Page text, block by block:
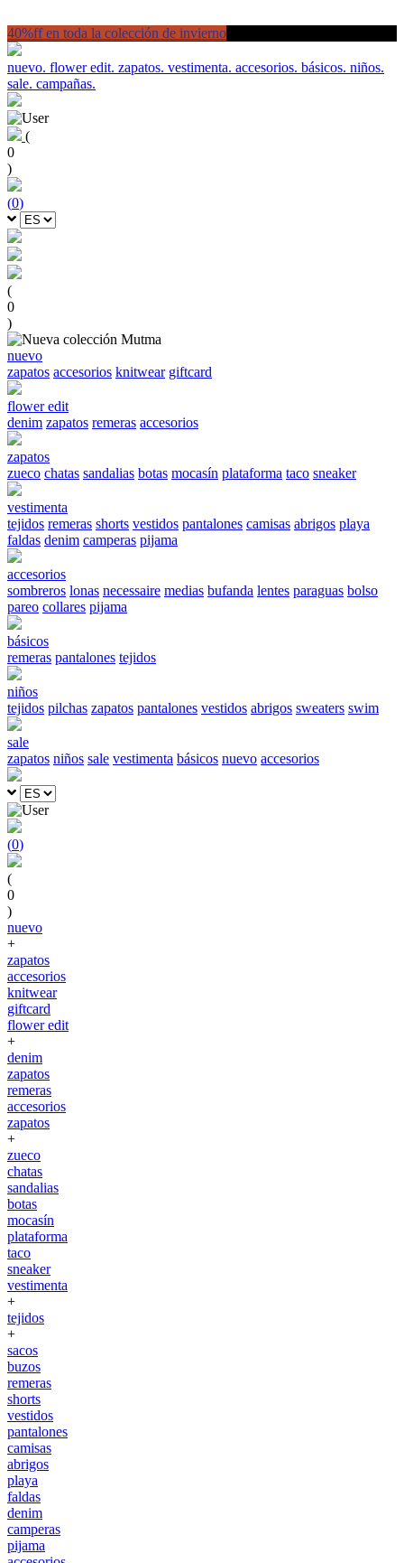
40%ff en toda la colección de invierno
nuevo. flower edit. zapatos. vestimenta. accesorios. básicos. niños.
sale. campañas.
(
0
)
(0)
(
0
)
nuevo
zapatos accesorios knitwear giftcard
flower edit
denim zapatos remeras accesorios
zapatos
zueco chatas sandalias botas mocasín plataforma taco sneaker
vestimenta
tejidos remeras shorts vestidos pantalones camisas abrigos playa
faldas denim camperas pijama
accesorios
sombreros lonas necessaire medias bufanda lentes paraguas bolso
pareo collares pijama
básicos
remeras pantalones tejidos
niños
tejidos pilchas zapatos pantalones vestidos abrigos sweaters swim
sale
zapatos niños sale vestimenta básicos nuevo accesorios
(0)
(
0
)
nuevo
+
zapatos
accesorios
knitwear
giftcard
flower edit
+
denim
zapatos
remeras
accesorios
zapatos
+
zueco
chatas
sandalias
botas
mocasín
plataforma
taco
sneaker
vestimenta
+
tejidos
+
sacos
buzos
remeras
shorts
vestidos
pantalones
camisas
abrigos
playa
faldas
denim
camperas
pijama